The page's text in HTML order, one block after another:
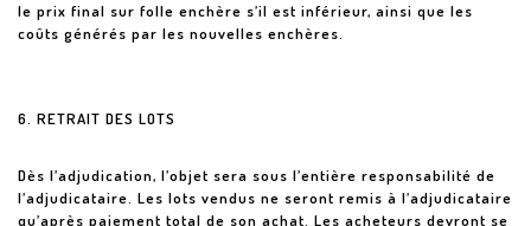
le prix final sur folle enchère s’il est inférieur, ainsi que les
coûts générés par les nouvelles enchères.
6. RETRAIT DES LOTS
Dès l’adjudication, l’objet sera sous l’entière responsabilité de
l’adjudicataire. Les lots vendus ne seront remis à l’adjudicataire
qu’après paiement total de son achat. Les acheteurs devront se